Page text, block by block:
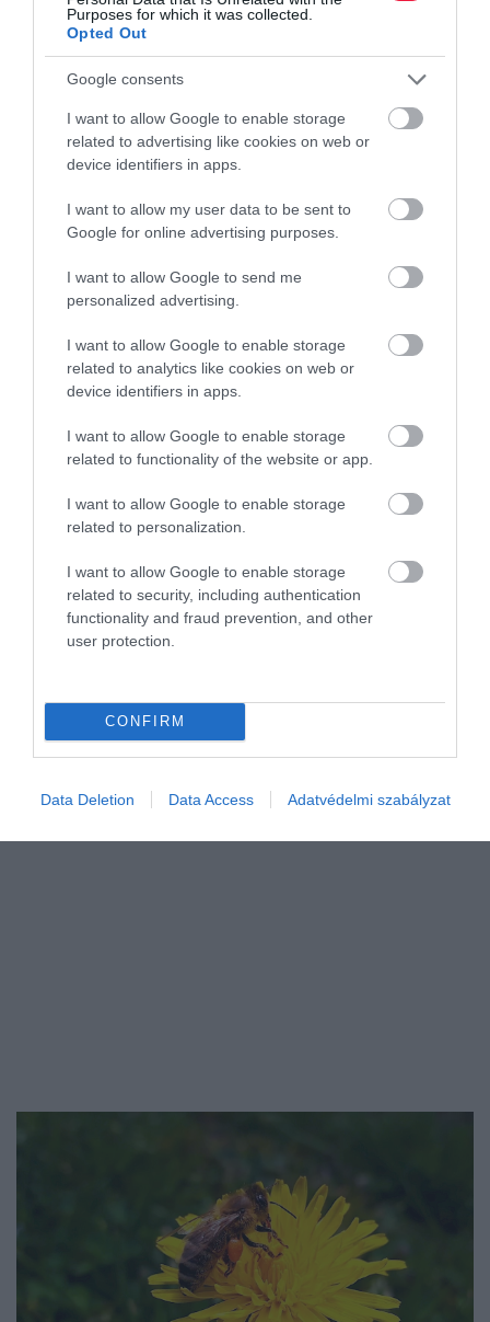
Purposes for which it was collected.
Opted Out
Google consents
I want to allow Google to enable storage
related to advertising like cookies on web or
device identifiers in apps.
I want to allow my user data to be sent to
Google for online advertising purposes.
I want to allow Google to send me
personalized advertising.
I want to allow Google to enable storage
related to analytics like cookies on web or
device identifiers in apps.
I want to allow Google to enable storage
related to functionality of the website or app.
I want to allow Google to enable storage
related to personalization.
I want to allow Google to enable storage
related to security, including authentication
functionality and fraud prevention, and other
user protection.
CONFIRM
Data Deletion Data Access Adatvédelmi szabályzat
INNOVÁCIÓ
Magyar megoldás a hamisított méz kiszűrésére
igazolására a Semmelweis Egyetem és a Magyar Agrár- és
Élettudományi Egyetem. A kutatók új módszere a jelenleg